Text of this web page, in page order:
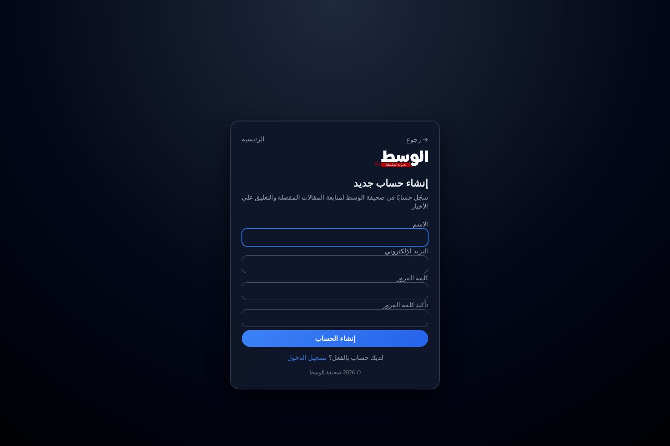
→ رجوع الرئيسية
إنشاء حساب جديد
سجّل حسابًا في صحيفة الوسط لمتابعة المقالات المفضلة والتعليق على
الأخبار.
الاسم
البريد الإلكتروني
كلمة المرور
تأكيد كلمة المرور
إنشاء الحساب
لديك حساب بالفعل؟تسجيل الدخول
© 2026 صحيفة الوسط